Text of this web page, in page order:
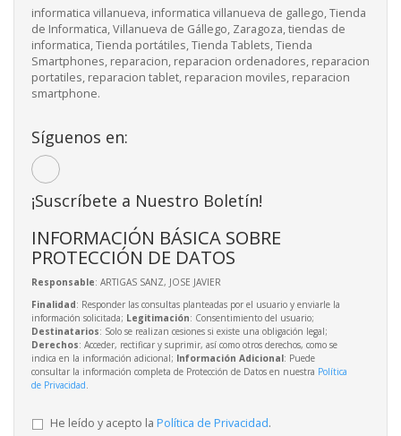
informatica villanueva, informatica villanueva de gallego, Tienda
de Informatica, Villanueva de Gállego, Zaragoza, tiendas de
informatica, Tienda portátiles, Tienda Tablets, Tienda
Smartphones, reparacion, reparacion ordenadores, reparacion
portatiles, reparacion tablet, reparacion moviles, reparacion
smartphone.
Síguenos en:
¡Suscríbete a Nuestro Boletín!
INFORMACIÓN BÁSICA SOBRE
PROTECCIÓN DE DATOS
Responsable: ARTIGAS SANZ, JOSE JAVIER
Finalidad: Responder las consultas planteadas por el usuario y enviarle la
información solicitada; Legitimación: Consentimiento del usuario;
Destinatarios: Solo se realizan cesiones si existe una obligación legal;
Derechos: Acceder, rectificar y suprimir, así como otros derechos, como se
indica en la información adicional; Información Adicional: Puede
consultar la información completa de Protección de Datos en nuestra Política
de Privacidad.
He leído y acepto la Política de Privacidad.